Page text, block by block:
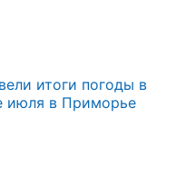
итоги погоды в
июля в Приморье